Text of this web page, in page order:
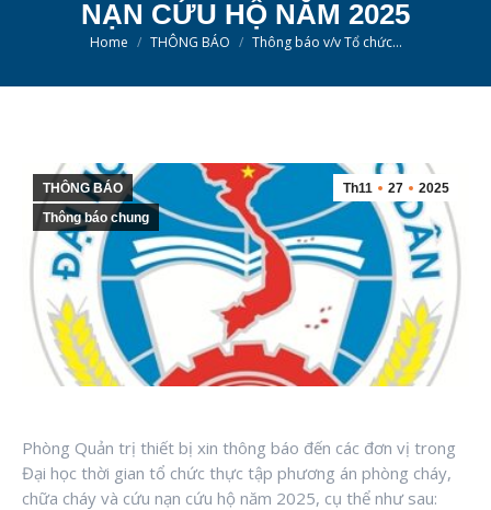
NẠN CỨU HỘ NĂM 2025
You are here:
Home THÔNG BÁO Thông báo v/v Tổ chức…
Th11 27 2025
THÔNG BÁO
Thông báo chung
Phòng Quản trị thiết bị xin thông báo đến các đơn vị trong
Đại học thời gian tổ chức thực tập phương án phòng cháy,
chữa cháy và cứu nạn cứu hộ năm 2025, cụ thể như sau: